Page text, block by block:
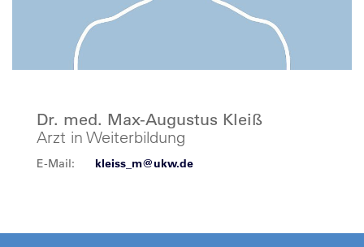
Dr. med. Max-Augustus Kleiß
Arzt in Weiterbildung
E-Mail: kleiss_m@ukw.de